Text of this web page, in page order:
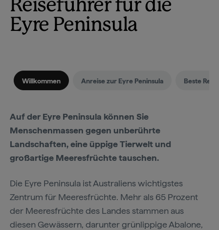
Reiseführer für die
Eyre Peninsula
Willkommen Anreise zur Eyre Peninsula Beste
Auf der Eyre Peninsula können Sie
Menschenmassen gegen unberührte
Landschaften, eine üppige Tierwelt und
großartige Meeresfrüchte tauschen.
Die Eyre Peninsula ist Australiens wichtigstes
Zentrum für Meeresfrüchte. Mehr als 65 Prozent
der Meeresfrüchte des Landes stammen aus
diesen Gewässern, darunter grünlippige Abalone,